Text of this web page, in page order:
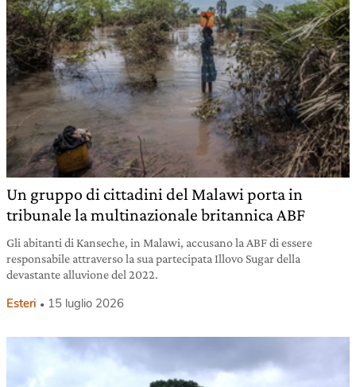
Un gruppo di cittadini del Malawi porta in
tribunale la multinazionale britannica ABF
Gli abitanti di Kanseche, in Malawi, accusano la ABF di essere
responsabile attraverso la sua partecipata Illovo Sugar della
devastante alluvione del 2022.
Esteri 15 luglio 2026